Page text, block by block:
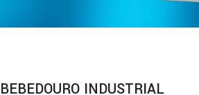
BEBEDOURO INDUSTRIAL